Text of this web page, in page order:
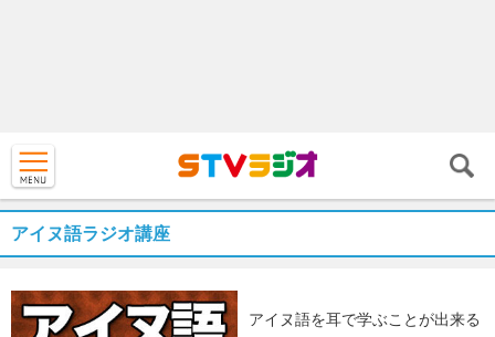
アイヌ語ラジオ講座
アイヌ語を耳で学ぶことが出来る